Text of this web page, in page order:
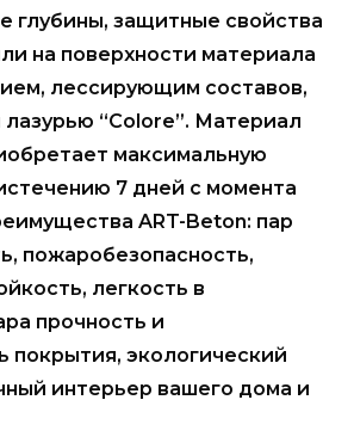
глубины, защитные свойства
на поверхности материала
лессирующим составов,
“Colore”. Материал
максимальную
7 дней с момента
ART-Beton: пар
пожаробезопасность,
легкость в
прочность и
покрытия, экологический
интерьер вашего дома и